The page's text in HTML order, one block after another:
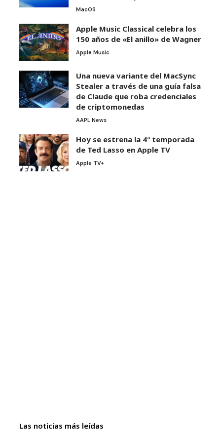
MacOS
Apple Music Classical celebra los
150 años de «El anillo» de Wagner
Apple Music
Una nueva variante del MacSync
Stealer a través de una guía falsa
de Claude que roba credenciales
de criptomonedas
AAPL News
Hoy se estrena la 4ª temporada
de Ted Lasso en Apple TV
Apple TV+
Las noticias más leídas